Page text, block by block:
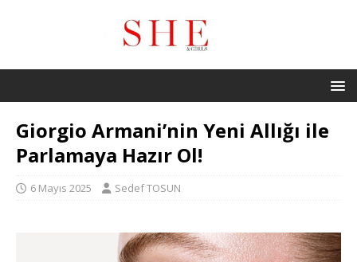
Giorgio Armani’nin Yeni Allığı ile
Parlamaya Hazır Ol!
6 Mayıs 2025 Sedef TOSUN